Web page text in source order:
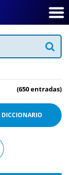
(650 entradas)
DICCIONARIO